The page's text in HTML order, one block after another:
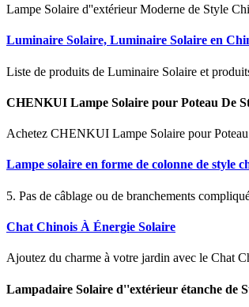
Lampe Solaire d''extérieur Moderne de Style
Luminaire Solaire, Luminaire Solaire en
Liste de produits de Luminaire Solaire et
CHENKUI Lampe Solaire pour Poteau De
Achetez CHENKUI Lampe Solaire pour
Lampe solaire en forme de colonne de style
5. Pas de câblage ou de branchements
Chat Chinois À Énergie Solaire
Ajoutez du charme à votre jardin avec le Chat
Lampadaire Solaire d''extérieur étanche de